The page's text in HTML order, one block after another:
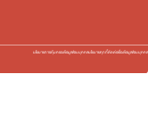
นโยบายการคุ้มครองข้อมูลส่วนบุคคลนโยบายคุกกี้ติดต่อเรื่องข้อมูลส่วนบุคคล